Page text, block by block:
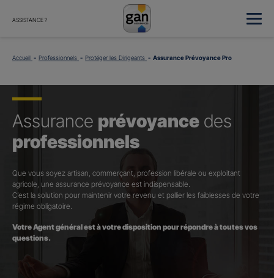
ASSISTANCE ?
Accueil Professionnels Protéger les Dirigeants Assurance Prévoyance Pro
Assurance prévoyance des
professionnels
Que vous soyez artisan, commerçant, profession libérale ou exploitant
agricole, une assurance prévoyance est indispensable.
C’est la solution pour maintenir votre revenu et pallier les faiblesses de votre
régime obligatoire.
Votre Agent général est à votre disposition pour répondre à toutes vos
questions.